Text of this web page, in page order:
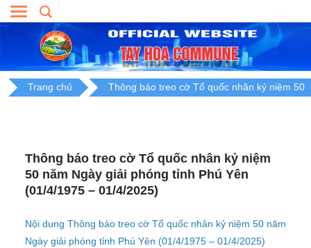
Skip
to
Trang chủ Thông báo treo cờ Tổ quốc nhân kỷ niệm 50
Thông báo treo cờ Tổ quốc nhân kỷ niệm
50 năm Ngày giải phóng tỉnh Phú Yên
(01/4/1975 – 01/4/2025)
Nội dung Thông báo treo cờ Tổ quốc nhân kỷ niệm 50 năm
Ngày giải phóng tỉnh Phú Yên (01/4/1975 – 01/4/2025)